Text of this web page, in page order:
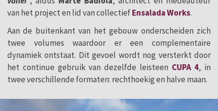
van het project en lid van collectiefEnsalada Works.
Aan de buitenkant van het gebouw onderscheiden zich
twee volumes waardoor er een complementaire
dynamiek ontstaat. Dit gevoel wordt nog versterkt door
het continue gebruik van dezelfde leisteen CUPA 4, in
twee verschillende formaten: rechthoekig en halve maan.